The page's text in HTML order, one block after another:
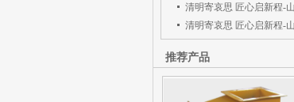
推荐产品